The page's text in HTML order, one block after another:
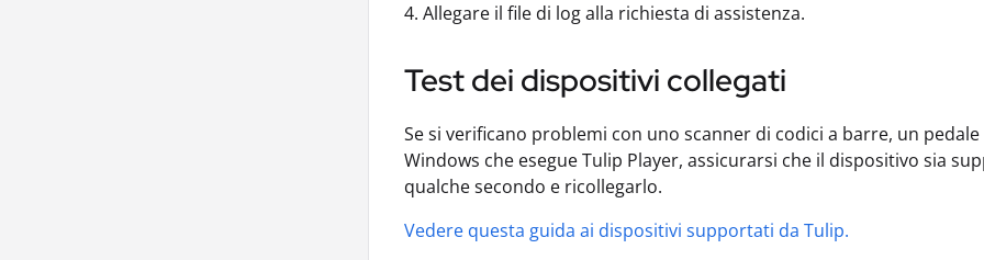
4. Allegare il file di log alla richiesta di assistenza.
Test dei dispositivi collegati
Se si verificano problemi con uno scanner di codici a barre, un
Windows che esegue Tulip Player, assicurarsi che il dispositivo sia
qualche secondo e ricollegarlo.
Vedere questa guida ai dispositivi supportati da Tulip.